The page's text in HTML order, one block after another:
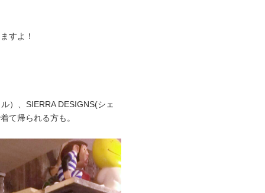
すよ！
）、SIERRA DESIGNS(シェ
て帰られる方も。